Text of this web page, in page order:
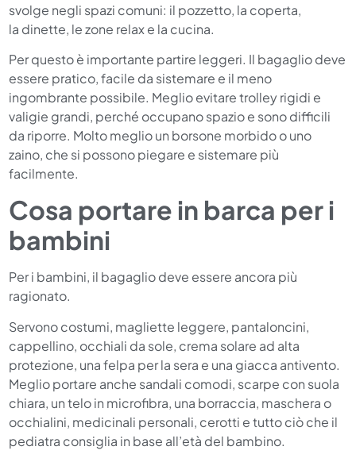
svolge negli spazi comuni: il pozzetto, la coperta,
la dinette, le zone relax e la cucina.
Per questo è importante partire leggeri. Il bagaglio deve
essere pratico, facile da sistemare e il meno
ingombrante possibile. Meglio evitare trolley rigidi e
valigie grandi, perché occupano spazio e sono difficili
da riporre. Molto meglio un borsone morbido o uno
zaino, che si possono piegare e sistemare più
facilmente.
Cosa portare in barca per i
bambini
Per i bambini, il bagaglio deve essere ancora più
ragionato.
Servono costumi, magliette leggere, pantaloncini,
cappellino, occhiali da sole, crema solare ad alta
protezione, una felpa per la sera e una giacca antivento.
Meglio portare anche sandali comodi, scarpe con suola
chiara, un telo in microfibra, una borraccia, maschera o
occhialini, medicinali personali, cerotti e tutto ciò che il
pediatra consiglia in base all’età del bambino.